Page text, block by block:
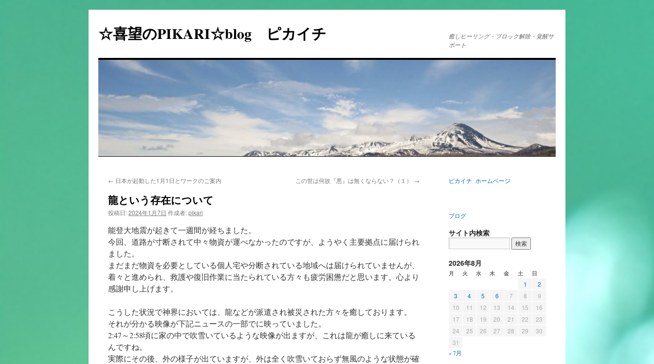
☆喜望のPIKARI☆blog ピカイチ
癒しヒーリング・ブロック解除・覚醒サ
ポート
← 日本が起動した1月1日とワークのご案内 この世は何故『悪』は無くならない？（１） →
龍という存在について
投稿日:2024年1月7日 作成者:pikari
能登大地震が起きて一週間が経ちました。
今回、道路が寸断されて中々物資が運べなかったのですが、ようやく主要拠点に届けられ
ました。
まだまだ物資を必要としている個人宅や分断されている地域へは届けられていませんが、
着々と進められ、救護や復旧作業に当たられている方々も疲労困憊だと思います。心より
感謝申し上げます。
こうした状況で神界においては、龍などが派遣され被災された方々を癒しております。
それが分かる映像が下記ニュースの一部でに映っていました。
2:47～2:58頃に家の中で吹雪いているような映像が出ますが、これは龍が癒しに来ている
んですね。
実際にその後、外の様子が出ていますが、外は全く吹雪いておらず無風のような状態が確
ピカイチ ホームページ
ブログ
サイト内検索
2026年8月
月 火 水 木 金 土 日
1
2
3
4 5 6 7 8
9
10
11 12 13 14 15
16
17
18 19 20 21 22
23
24
25 26 27 28 29
30
31
« 7月